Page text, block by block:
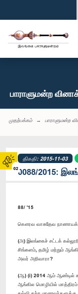
02
பாராளுமன்ற
முதற்பக்கம் பாராளுமன்ற
திகதி: 2015-11-03
0088/2015:
88/ '15
கௌரவ வாசுதேவ
(அ) இலங்கைச் சட்டக்
சிங்களம், தமிழ் மற்றும்
அவர் அறிவாரா?
(ஆ) (i) 2014 ஆம் ஆண்டில்
ஆங்கில மொழியில் மாத்திரம்